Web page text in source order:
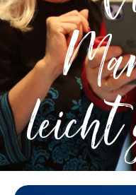
leicht